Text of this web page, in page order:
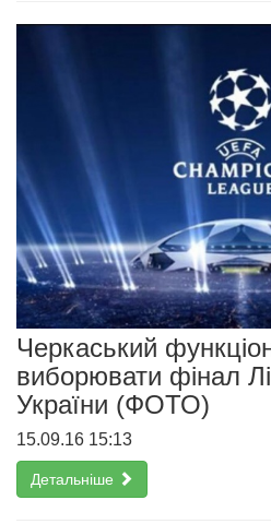
Черкаський
виборювати фінал
України (ФОТО)
15.09.16 15:13
Детальніше